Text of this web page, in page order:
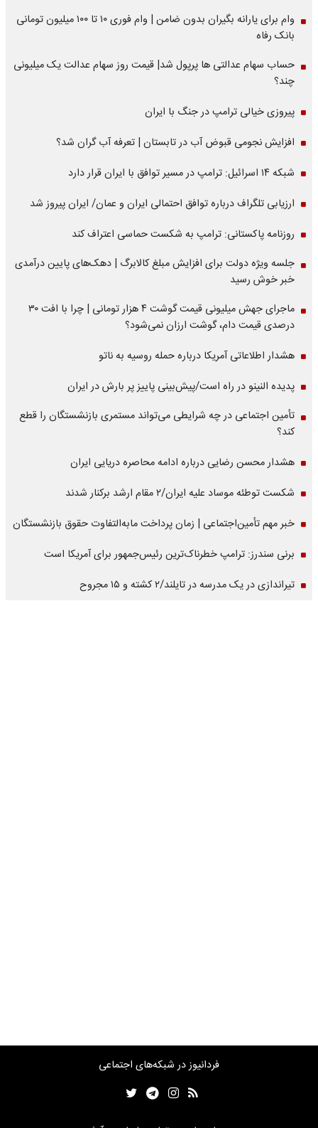
وام برای یارانه بگیران بدون ضامن | وام فوری ۱۰ تا ۱۰۰ میلیون تومانی
بانک رفاه
حساب سهام عدالتی ها پرپول شد| قیمت روز سهام عدالت یک میلیونی
چند؟
پیروزی خیالی ترامپ در جنگ با ایران
افزایش نجومی قبوض آب در تابستان | تعرفه آب گران شد؟
شبکه ۱۴ اسرائیل: ترامپ در مسیر توافق با ایران قرار دارد
ارزیابی تلگراف درباره توافق احتمالی ایران و عمان/ ایران پیروز شد
روزنامه پاکستانی: ترامپ به شکست حماسی اعتراف کند
جلسه ویژه دولت برای افزایش مبلغ کالابرگ | دهک‌های پایین درآمدی
خبر خوش رسید
ماجرای جهش میلیونی قیمت گوشت ۴ هزار تومانی | چرا با افت ۳۰
درصدی قیمت دام، گوشت ارزان نمی‌شود؟
هشدار اطلاعاتی آمریکا درباره حمله روسیه به ناتو
پدیده النینو در راه است/پیش‌بینی پاییز پر بارش در ایران
تأمین اجتماعی در چه شرایطی می‌تواند مستمری بازنشستگان را قطع
کند؟
هشدار محسن رضایی درباره ادامه محاصره دریایی ایران
شکست توطئه موساد علیه ایران/۲ مقام‌ ارشد برکنار شدند
خبر مهم تأمین‌اجتماعی | زمان پرداخت مابه‌التفاوت حقوق بازنشستگان
برنی سندرز: ترامپ خطرناک‌ترین رئیس‌جمهور برای آمریکا است
تیراندازی در یک مدرسه در تایلند/۲ کشته و ۱۵ مجروح
فردانیوز در شبکه‌های اجتماعی